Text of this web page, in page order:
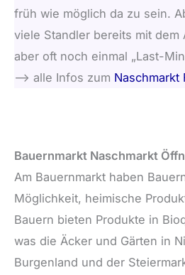
früh wie möglich da zu sein.
viele Standler bereits mit dem
aber oft noch einmal „Last-
–> alle Infos zum Naschmarkt
Bauernmarkt Naschmarkt
Am Bauernmarkt haben
Möglichkeit, heimische
Bauern bieten Produkte in
was die Äcker und Gärten in
Burgenland und der